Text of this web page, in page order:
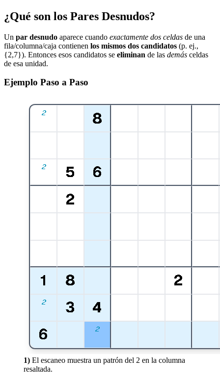
¿Qué son los Pares Desnudos?
Un par desnudo aparece cuando exactamente dos celdas de una
fila/columna/caja contienen los mismos dos candidatos (p. ej.,
{2,7}). Entonces esos candidatos se eliminan de las demás celdas
de esa unidad.
Ejemplo Paso a Paso
1) El escaneo muestra un patrón del 2 en la columna
resaltada.